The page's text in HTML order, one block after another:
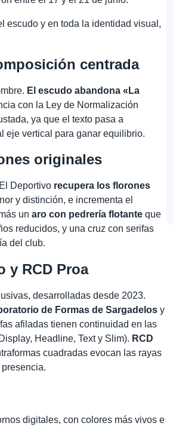
escudo y en toda la identidad visual,
centrada
El escudo abandona «La
con la Ley de Normalización
ya que el texto pasa a
eje vertical para ganar equilibrio.
originales
Deportivo recupera los florones
y distinción, e incrementa el
unaro con pedrería flotante que
reducidos, y una cruz con serifas
del club.
y RCD Proa
desarrolladas desde 2023.
de Formas de Sargadelos y
afiladas tienen continuidad en las
Headline, Text y Slim). RCD
cuadradas evocan las rayas
digitales, con colores más vivos e